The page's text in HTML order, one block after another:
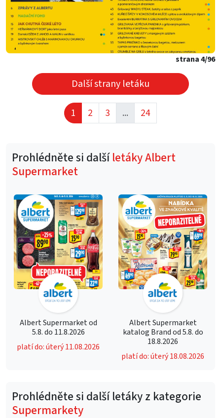
strana 4/96
Další strany letáku
1 2 3 ... 24
Prohlédněte si dalšíletáky Albert
Supermarket
Albert Supermarket od
5.8. do 11.8.2026
platí do: úterý 11.08.2026
Albert Supermarket
katalog Brand od 5.8. do
18.8.2026
platí do: úterý 18.08.2026
Prohlédněte si další letáky z kategorie
Supermarkety